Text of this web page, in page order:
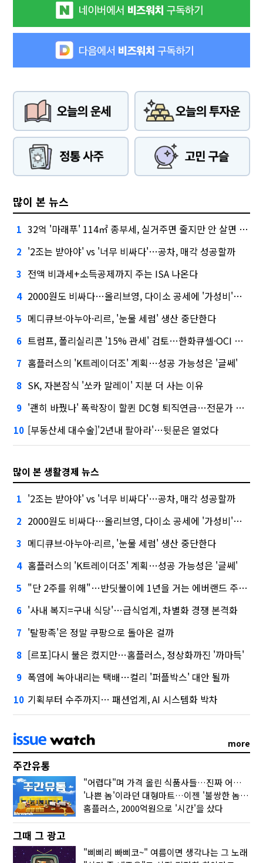
많이 본 뉴스
1 32억 '마래푸' 114㎡ 종부세, 실거주면 줄지만 안 살면 2.5배
2 '2조는 받아야' vs '너무 비싸다'…공차, 매각 성공할까
3 전액 비과세+소득공제까지 주는 ISA 나온다
4 2000원도 비싸다…올리브영, 다이소 공세에 '가성비'로 맞불
5 메디큐브·아누아·리르, '눈물 세럼' 생산 중단한다
6 트럼프, 폴리실리콘 '15% 관세' 검토…한화큐셀·OCI 영향은?
7 홈플러스의 'K트레이더조' 계획…성공 가능성은 '글쎄'
8 SK, 자본잠식 '쏘카 말레이' 지분 더 사는 이유
9 '괜히 바꿨나' 폭락장이 할퀸 DC형 퇴직연금…전문가 조언은
10 [부동산세 대수술]'2년내 팔아라'…뒷문은 열었다
많이 본 생활경제 뉴스
1 '2조는 받아야' vs '너무 비싸다'…공차, 매각 성공할까
2 2000원도 비싸다…올리브영, 다이소 공세에 '가성비'로 맞불
3 메디큐브·아누아·리르, '눈물 세럼' 생산 중단한다
4 홈플러스의 'K트레이더조' 계획…성공 가능성은 '글쎄'
5 "단 2주를 위해"…반딧불이에 1년을 거는 에버랜드 주키퍼
6 '사내 복지=구내 식당'…급식업계, 차별화 경쟁 본격화
7 '탈팡족'은 정말 쿠팡으로 돌아온 걸까
8 [르포]다시 불은 켰지만…홈플러스, 정상화까진 '까마득'
9 폭염에 녹아내리는 택배…컬리 '퍼플박스' 대안 될까
10 기획부터 수주까지… 패션업계, AI 시스템화 박차
more
주간유통
"어렵다"며 가격 올린 식품사들…진짜 어려운 거 맞아?
'나쁜 놈'이라던 대형마트…이젠 '불쌍한 놈' 됐다
홈플러스, 2000억원으로 '시간'을 샀다
그때 그 광고
"삐삐리 빠삐코~" 여름이면 생각나는 그 노래